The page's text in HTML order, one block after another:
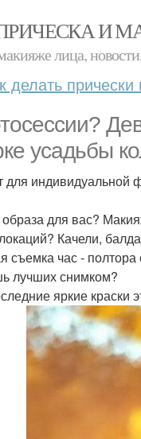
И
лица,
делать
усадьбы
индивидуальной
для вас?
Качели,
съемка час -
лучших снимком?
яркие краски